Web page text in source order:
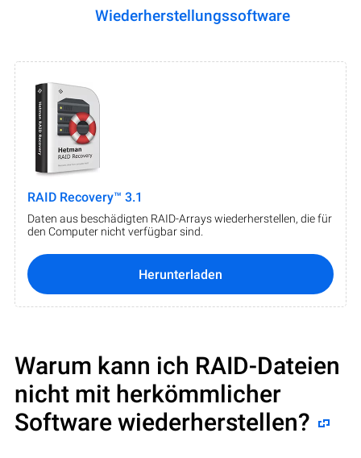
Wiederherstellungssoftware
RAID Recovery™ 3.1
Daten aus beschädigten RAID-Arrays wiederherstellen, die für
den Computer nicht verfügbar sind.
Herunterladen
Warum kann ich RAID-Dateien
nicht mit herkömmlicher
Software wiederherstellen?